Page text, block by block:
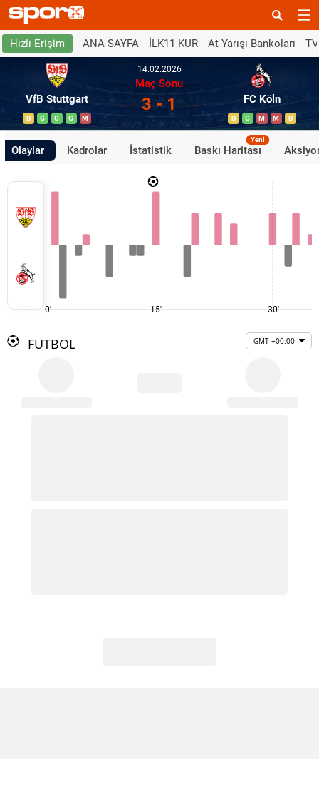
Hızlı Erişim ANA SAYFA İLK11 KUR At Yarışı Bankoları
VfB Stuttgart
B G G G M
14.02.2026
Maç Sonu
3 - 1 FC Köln
B G M M B
Olaylar Kadrolar İstatistik Baskı Haritası
Yeni
0' 15' 30'
FUTBOL GMT +00:00